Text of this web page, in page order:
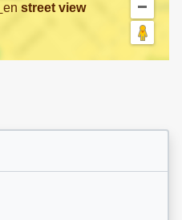
en street view